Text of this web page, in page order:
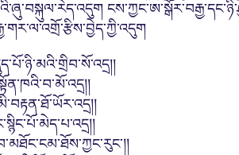
ཞུ་བསྐུལ་རེད་འདུག ངས་ཀྱང་ཨ་སྒོར་བརྒྱ་དང་
ིབ་སོ་འདྲ།།
ངམ་ཐོས་ཀྱང་རུང་།།